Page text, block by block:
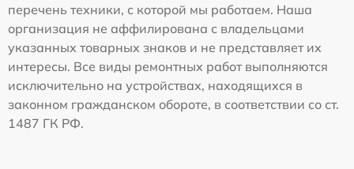
перечень техники, с которой мы работаем. Наша
организация не аффилирована с владельцами
указанных товарных знаков и не представляет их
интересы. Все виды ремонтных работ выполняются
исключительно на устройствах, находящихся в
законном гражданском обороте, в соответствии со ст.
1487 ГК РФ.